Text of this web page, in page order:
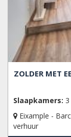
ZOLDER MET
Slaapkamers: 3
Eixample -
verhuur